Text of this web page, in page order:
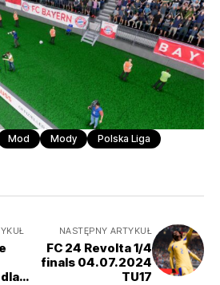
Mod Mody
Polska Liga
NASTĘPNY ARTYKUŁ
FC 24 Revolta 1/4
finals 04.07.2024
TU17